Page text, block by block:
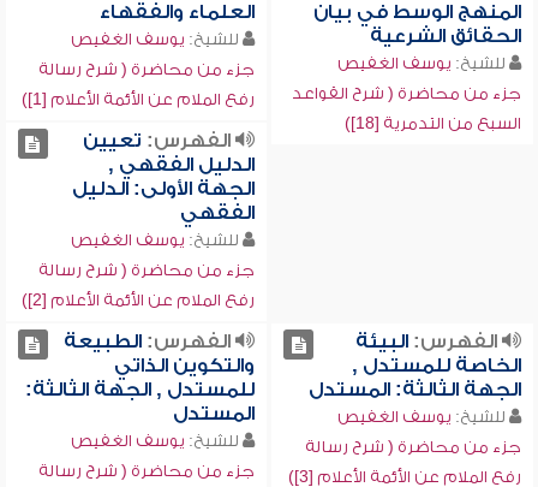
المنهج الوسط في بيان
الحقائق الشرعية
للشيخ: يوسف الغفيص
جزء من محاضرة ( شرح القواعد
السبع من التدمرية [18])
العلماء والفقهاء
للشيخ: يوسف الغفيص
جزء من محاضرة ( شرح رسالة
رفع الملام عن الأئمة الأعلام [1])
الفهرس: تعيين
الدليل الفقهي ,
الجهة الأولى: الدليل
الفقهي
للشيخ: يوسف الغفيص
جزء من محاضرة ( شرح رسالة
رفع الملام عن الأئمة الأعلام [2])
الفهرس:البيئة
الخاصة للمستدل ,
الجهة الثالثة: المستدل
للشيخ: يوسف الغفيص
جزء من محاضرة ( شرح رسالة
رفع الملام عن الأئمة الأعلام [3])
الفهرس:الطبيعة
والتكوين الذاتي
للمستدل , الجهة الثالثة:
المستدل
للشيخ: يوسف الغفيص
جزء من محاضرة ( شرح رسالة